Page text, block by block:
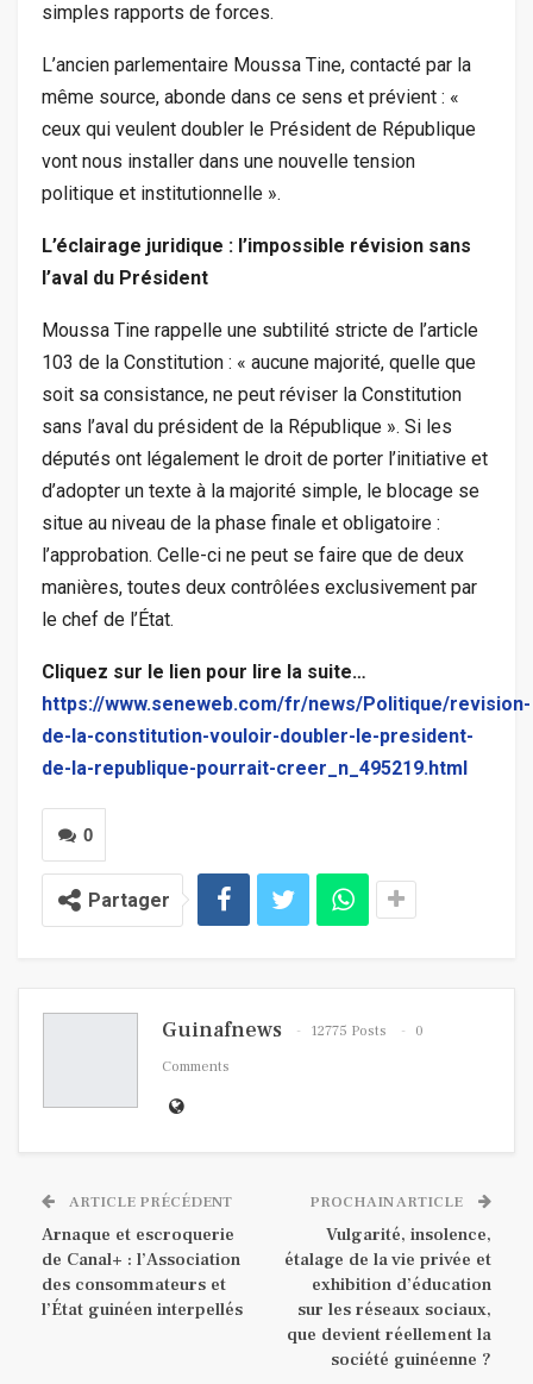
simples rapports de forces.
L’ancien parlementaire Moussa Tine, contacté par la
même source, abonde dans ce sens et prévient : «
ceux qui veulent doubler le Président de République
vont nous installer dans une nouvelle tension
politique et institutionnelle ».
L’éclairage juridique : l’impossible révision sans
l’aval du Président
Moussa Tine rappelle une subtilité stricte de l’article
103 de la Constitution : « aucune majorité, quelle que
soit sa consistance, ne peut réviser la Constitution
sans l’aval du président de la République ». Si les
députés ont légalement le droit de porter l’initiative et
d’adopter un texte à la majorité simple, le blocage se
situe au niveau de la phase finale et obligatoire :
l’approbation. Celle-ci ne peut se faire que de deux
manières, toutes deux contrôlées exclusivement par
le chef de l’État.
Cliquez sur le lien pour lire la suite…
https://www.seneweb.com/fr/news/Politique/revision-
de-la-constitution-vouloir-doubler-le-president-
de-la-republique-pourrait-creer_n_495219.html
0
Partager
Guinafnews 12775 Posts
0
Comments
ARTICLE PRÉCÉDENT
Arnaque et escroquerie
de Canal+ : l’Association
des consommateurs et
l’État guinéen interpellés
PROCHAIN ARTICLE
Vulgarité, insolence,
étalage de la vie privée et
exhibition d’éducation
sur les réseaux sociaux,
que devient réellement la
société guinéenne ?